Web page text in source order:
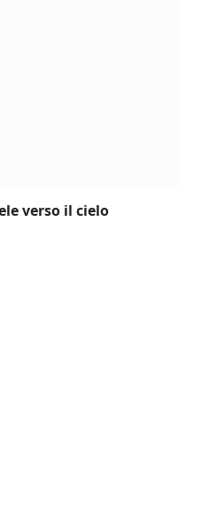
verso il cielo